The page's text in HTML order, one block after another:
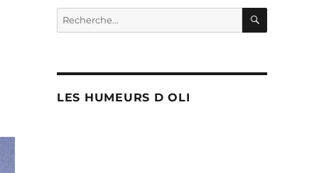
Recherche
pour :
LES HUMEURS D OLI